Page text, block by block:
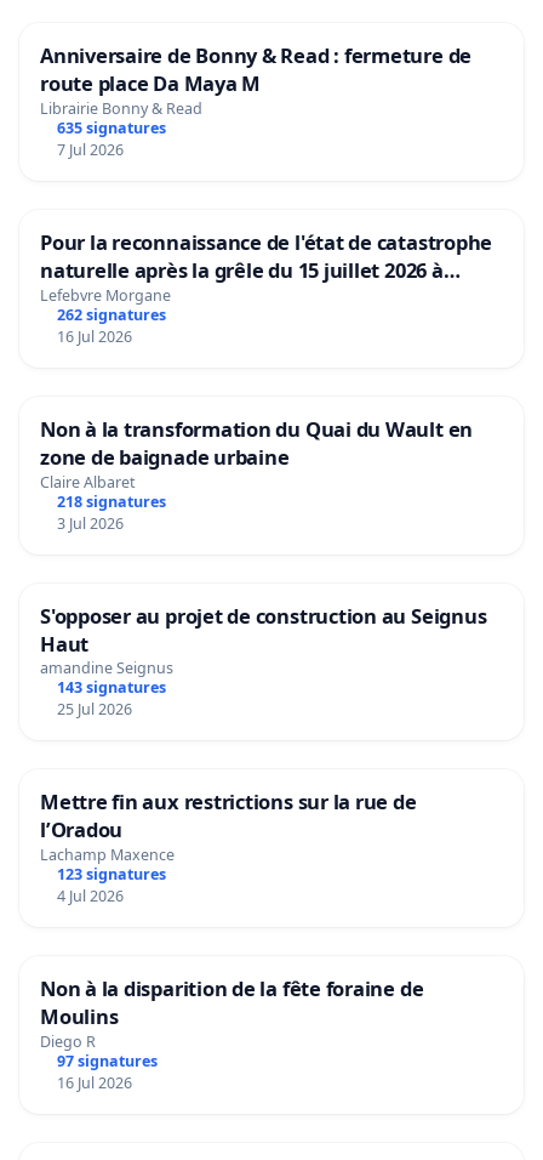
Anniversaire de Bonny & Read : fermeture de
route place Da Maya M
Librairie Bonny & Read
635 signatures
7 Jul 2026
Pour la reconnaissance de l'état de catastrophe
naturelle après la grêle du 15 juillet 2026 à
Aubenas et ses alentours
Lefebvre Morgane
262 signatures
16 Jul 2026
Non à la transformation du Quai du Wault en
zone de baignade urbaine
Claire Albaret
218 signatures
3 Jul 2026
S'opposer au projet de construction au Seignus
Haut
amandine Seignus
143 signatures
25 Jul 2026
Mettre fin aux restrictions sur la rue de
l’Oradou
Lachamp Maxence
123 signatures
4 Jul 2026
Non à la disparition de la fête foraine de
Moulins
Diego R
97 signatures
16 Jul 2026